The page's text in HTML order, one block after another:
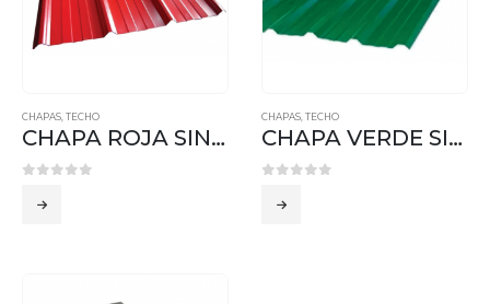
CHAPAS TECHO
CHAPA ROJA SINUSOIDAL
CHAPAS TECHO
CHAPA VERDE SINUSOIDAL